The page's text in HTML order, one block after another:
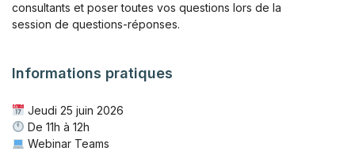
consultants et poser toutes vos questions lors de la
session de questions-réponses.
Informations pratiques
Jeudi 25 juin 2026
De 11h à 12h
Webinar Teams